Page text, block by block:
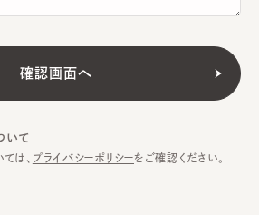
いて
は、 プライバシーポリシーをご確認ください。